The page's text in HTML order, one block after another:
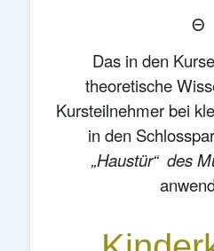
Θ
Das in den
theoretische
Kursteilnehmer bei
in den
„Haustür“ des